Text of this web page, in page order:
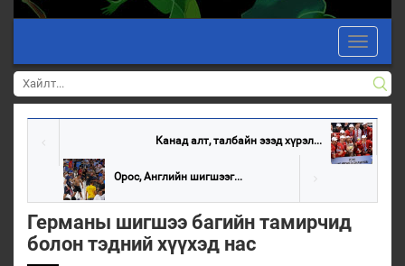
Toggle
Канад алт, талбайн эзэд хүрэл...
Орос, Английн шигшээг...
Германы шигшээ багийн тамирчид
болон тэдний хүүхэд нас